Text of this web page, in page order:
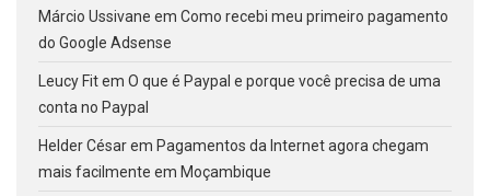
Márcio Ussivane em Como recebi meu primeiro pagamento
do Google Adsense
Leucy Fitem O que é Paypal e porque você precisa de uma
conta no Paypal
Helder Césarem Pagamentos da Internet agora chegam
mais facilmente em Moçambique